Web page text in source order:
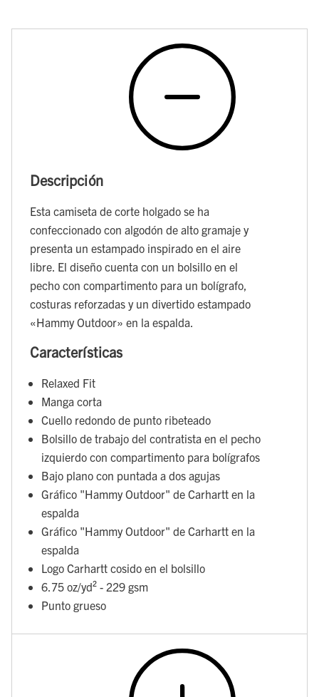
Descripción
Esta camiseta de corte holgado se ha
confeccionado con algodón de alto gramaje y
presenta un estampado inspirado en el aire
libre. El diseño cuenta con un bolsillo en el
pecho con compartimento para un bolígrafo,
costuras reforzadas y un divertido estampado
«Hammy Outdoor» en la espalda.
Características
Relaxed Fit
Manga corta
Cuello redondo de punto ribeteado
Bolsillo de trabajo del contratista en el pecho
izquierdo con compartimento para bolígrafos
Bajo plano con puntada a dos agujas
Gráfico "Hammy Outdoor" de Carhartt en la
espalda
Gráfico "Hammy Outdoor" de Carhartt en la
espalda
Logo Carhartt cosido en el bolsillo
6.75 oz/yd² - 229 gsm
Punto grueso